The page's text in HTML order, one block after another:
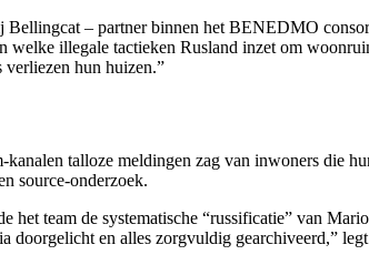
– partner binnen het BENEDMO
illegale tactieken Rusland inzet om
verliezen hun huizen.”
talloze meldingen zag van inwoners die
source-onderzoek.
team de systematische “russificatie” van
doorgelicht en alles zorgvuldig gearchiveerd,”